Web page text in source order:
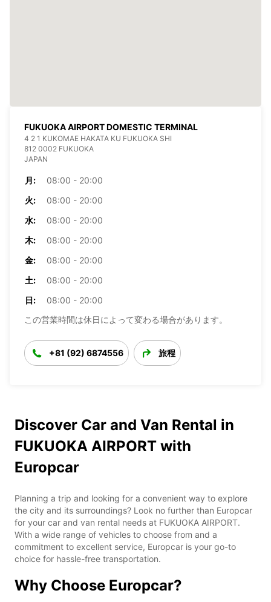
FUKUOKA AIRPORT DOMESTIC TERMINAL
4 2 1 KUKOMAE HAKATA KU FUKUOKA SHI
812 0002 FUKUOKA
JAPAN
月:
08:00 - 20:00
火:
08:00 - 20:00
水:
08:00 - 20:00
木:
08:00 - 20:00
金:
08:00 - 20:00
土:
08:00 - 20:00
日:
08:00 - 20:00
この営業時間は休日によって変わる場合があります。
+81 (92) 6874556 旅程
Discover Car and Van Rental in
FUKUOKA AIRPORT with
Europcar
Planning a trip and looking for a convenient way to explore
the city and its surroundings? Look no further than Europcar
for your car and van rental needs at FUKUOKA AIRPORT.
With a wide range of vehicles to choose from and a
commitment to excellent service, Europcar is your go-to
choice for hassle-free transportation.
Why Choose Europcar?